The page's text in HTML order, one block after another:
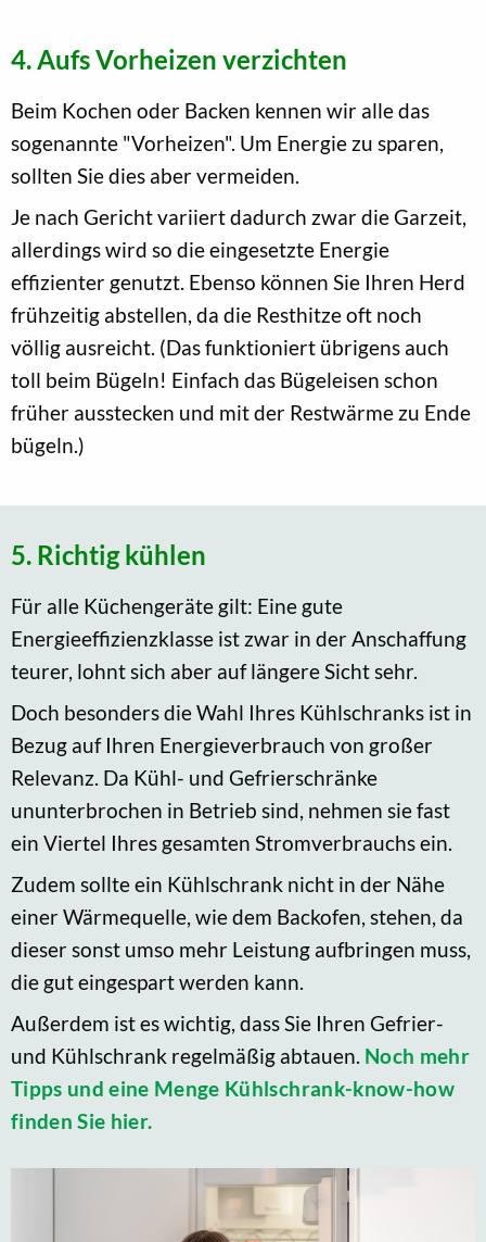
4. Aufs Vorheizen verzichten
Beim Kochen oder Backen kennen wir alle das
sogenannte "Vorheizen". Um Energie zu sparen,
sollten Sie dies aber vermeiden.
Je nach Gericht variiert dadurch zwar die Garzeit,
allerdings wird so die eingesetzte Energie
effizienter genutzt. Ebenso können Sie Ihren Herd
frühzeitig abstellen, da die Resthitze oft noch
völlig ausreicht. (Das funktioniert übrigens auch
toll beim Bügeln! Einfach das Bügeleisen schon
früher ausstecken und mit der Restwärme zu Ende
bügeln.)
5. Richtig kühlen
Für alle Küchengeräte gilt: Eine gute
Energieeffizienzklasse ist zwar in der Anschaffung
teurer, lohnt sich aber auf längere Sicht sehr.
Doch besonders die Wahl Ihres Kühlschranks ist in
Bezug auf Ihren Energieverbrauch von großer
Relevanz. Da Kühl- und Gefrierschränke
ununterbrochen in Betrieb sind, nehmen sie fast
ein Viertel Ihres gesamten Stromverbrauchs ein.
Zudem sollte ein Kühlschrank nicht in der Nähe
einer Wärmequelle, wie dem Backofen, stehen, da
dieser sonst umso mehr Leistung aufbringen muss,
die gut eingespart werden kann.
Außerdem ist es wichtig, dass Sie Ihren Gefrier-
und Kühlschrank regelmäßig abtauen. Noch mehr
Tipps und eine Menge Kühlschrank-know-how
finden Sie hier.